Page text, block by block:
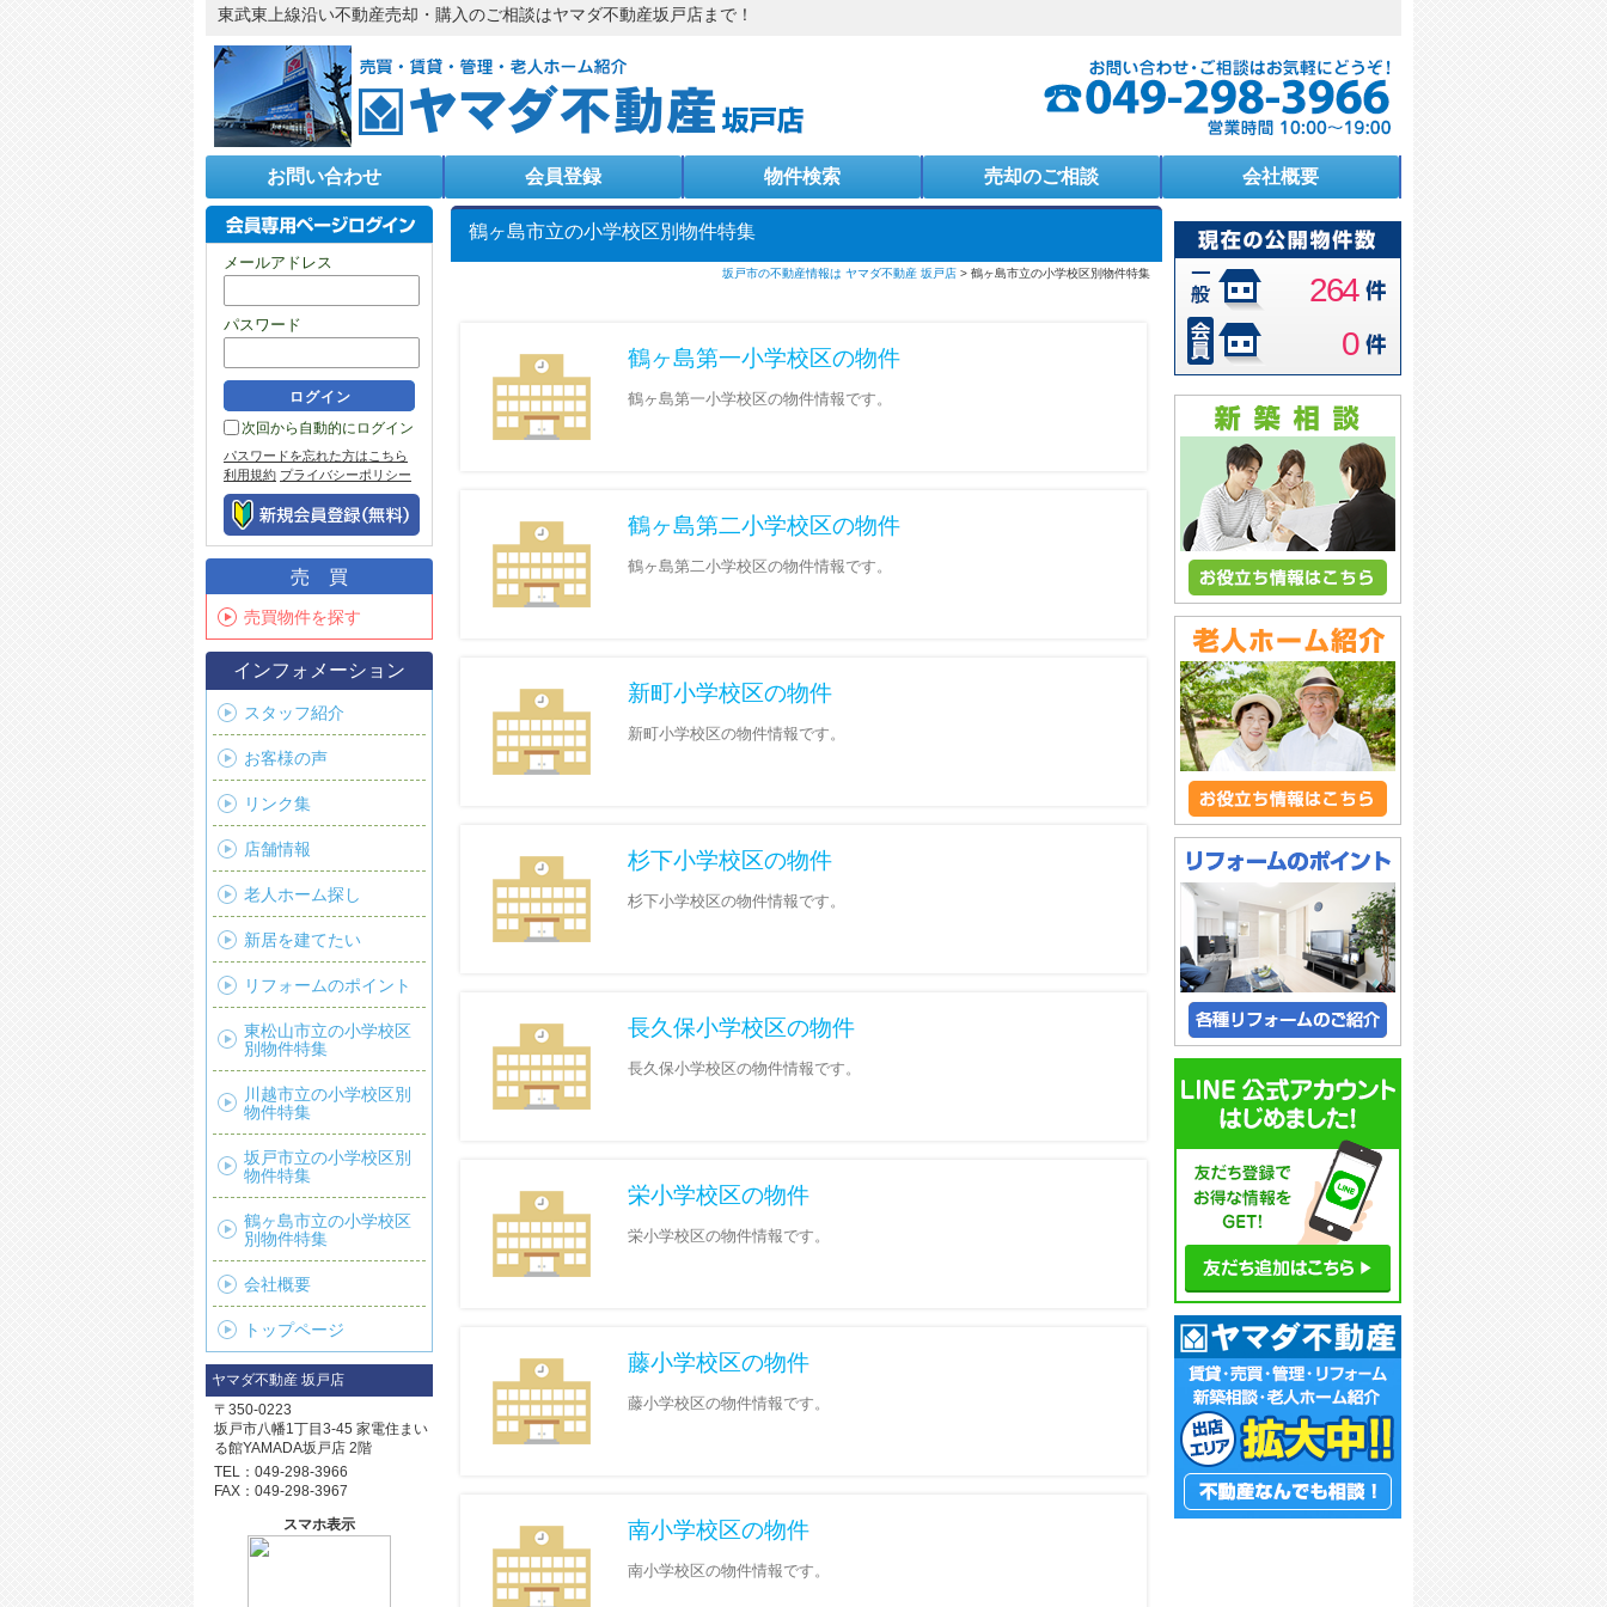
東武東上線沿い不動産売却・購入のご相談はヤマダ不動産坂戸店まで！
お問い合わせ 会員登録 物件検索 売却のご相談 会社概要
鶴ヶ島市立の小学校区別物件特集
坂戸市の不動産情報は ヤマダ不動産 坂戸店 鶴ヶ島市立の小学校区別物件特集
鶴ヶ島第一小学校区の物件
鶴ヶ島第一小学校区の物件情報です。
鶴ヶ島第二小学校区の物件
鶴ヶ島第二小学校区の物件情報です。
新町小学校区の物件
新町小学校区の物件情報です。
杉下小学校区の物件
杉下小学校区の物件情報です。
長久保小学校区の物件
長久保小学校区の物件情報です。
栄小学校区の物件
栄小学校区の物件情報です。
藤小学校区の物件
藤小学校区の物件情報です。
南小学校区の物件
南小学校区の物件情報です。
会員専用ページログイン
メールアドレス
パスワード
次回から自動的にログイン
パスワードを忘れた方はこちら
利用規約 プライバシーポリシー
売買
売買物件を探す
インフォメーション
スタッフ紹介
お客様の声
リンク集
店舗情報
老人ホーム探し
新居を建てたい
リフォームのポイント
東松山市立の小学校区
別物件特集
川越市立の小学校区別
物件特集
坂戸市立の小学校区別
物件特集
鶴ヶ島市立の小学校区
別物件特集
会社概要
トップページ
ヤマダ不動産 坂戸店
〒350-0223
坂戸市八幡1丁目3-45 家電住まい
る館YAMADA坂戸店 2階
TEL： 049-298-3966
FAX：049-298-3967
スマホ表示